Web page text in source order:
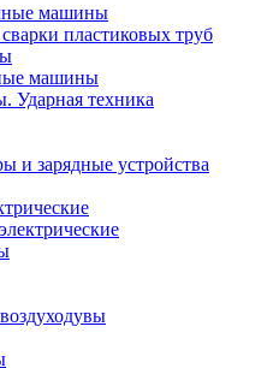
машины
пластиковых труб
машины
Ударная техника
и зарядные устройства